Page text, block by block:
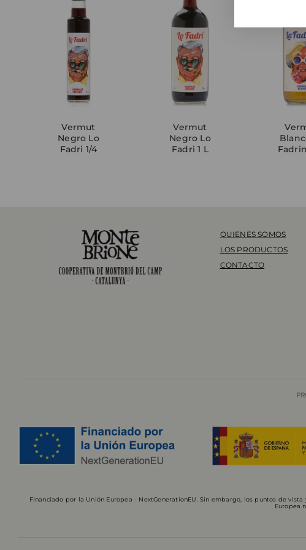
Vermut
Negro Lo
Fadri 1/4
Vermut
Negro Lo
Fadri 1 L
QUIENES SOMOS
LOS PRODUCTOS
CONTACTO
Financiado por la Unión Europea - NextGenerationEU. Sin embargo, los puntos de
Europea